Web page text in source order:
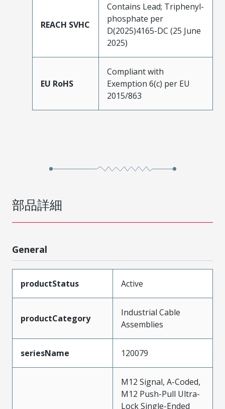
REACH SVHC
Contains Lead; Triphenyl-
phosphate per
D(2025)4165-DC (25 June
2025)
EU RoHS
Compliant with
Exemption 6(c) per EU
2015/863
部品詳細
General
productStatus Active
productCategory
Industrial Cable
Assemblies
seriesName 120079
M12 Signal, A-Coded,
M12 Push-Pull Ultra-
Lock Single-Ended